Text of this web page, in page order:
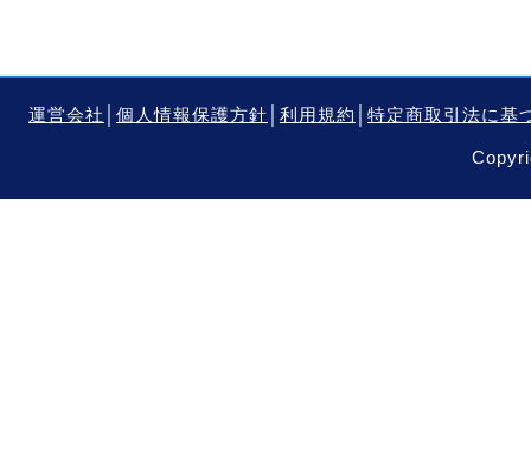
運営会社 個人情報保護方針 利用規約 特定商取引法に基